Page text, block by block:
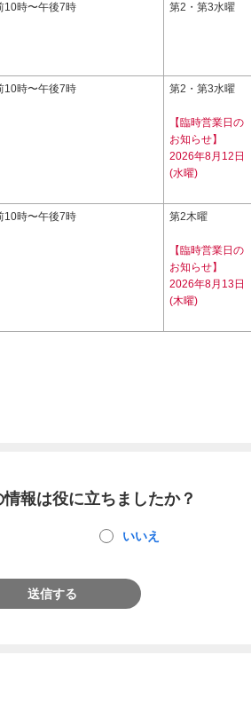
10時〜午後7時 第2・第3水曜
10時〜午後7時 第2・第3水曜
【臨時営業日の
お知らせ】
2026年8月12日
(水曜)
10時〜午後7時 第2木曜
【臨時営業日の
お知らせ】
2026年8月13日
(木曜)
報は役に立ちましたか？
いいえ
送信する